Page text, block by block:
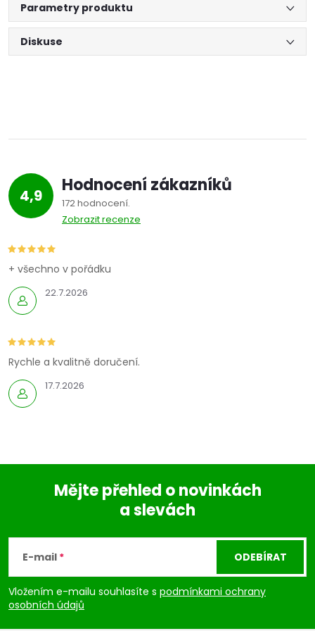
Parametry produktu
Diskuse
4,9 Hodnocení zákazníků
172 hodnocení
Zobrazit recenze
22.7.2026
+ všechno v pořádku
17.7.2026
Rychle a kvalitně doručení.
p
Mějte přehled o novinkách
a slevách
E-mail
Vložením e-mailu souhlasíte s podmínkami ochrany
osobních údajů
ODEBÍRAT